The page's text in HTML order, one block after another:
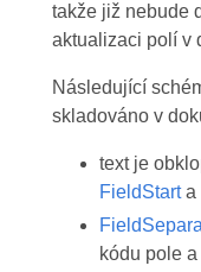
takže již nebude
aktualizaci polí v
Následující
skladováno v
text je
FieldStarta
kódu pole